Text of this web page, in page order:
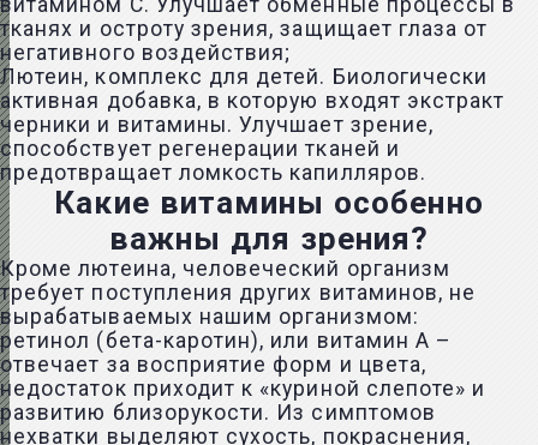
витамином С. Улучшает обменные процессы в
тканях и остроту зрения, защищает глаза от
негативного воздействия;
Лютеин, комплекс для детей. Биологически
активная добавка, в которую входят экстракт
черники и витамины. Улучшает зрение,
способствует регенерации тканей и
предотвращает ломкость капилляров.
Какие витамины особенно
важны для зрения?
Кроме лютеина, человеческий организм
требует поступления других витаминов, не
вырабатываемых нашим организмом:
ретинол (бета-каротин), или витамин A –
отвечает за восприятие форм и цвета,
недостаток приходит к «куриной слепоте» и
развитию близорукости. Из симптомов
нехватки выделяют сухость, покраснения,